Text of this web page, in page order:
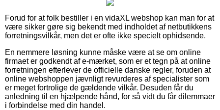
Forud for at folk bestiller i en vidaXL webshop kan man for at
være sikker gøre sig bekendt med indholdet af netbutikkens
forretningsvilkår, men det er ofte ikke specielt ophidsende.
En nemmere løsning kunne måske være at se om online
firmaet er godkendt af e-mærket, som er et tegn på at online
forretningen efterlever de officielle danske regler, foruden at
online webshoppen jævnligt revurderes af specialister som
er meget fortrolige de gældende vilkår. Desuden får du
anledning til en hjælpende hånd, for så vidt du får dilemmaer
i forbindelse med din handel.